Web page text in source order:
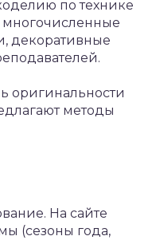
по технике
многочисленные
декоративные
оригинальности
методы
На сайте
(сезоны года,